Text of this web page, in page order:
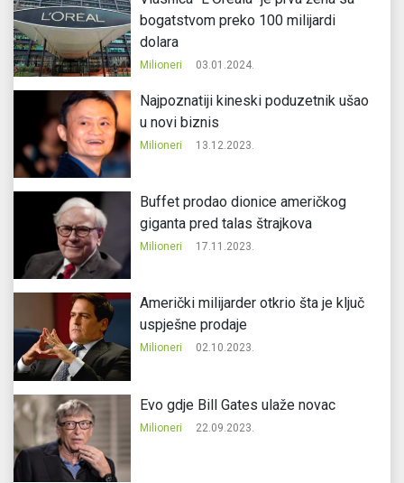
bogatstvom preko 100 milijardi
dolara
Milioneri 03.01.2024.
Najpoznatiji kineski poduzetnik ušao
u novi biznis
Milioneri 13.12.2023.
Buffet prodao dionice američkog
giganta pred talas štrajkova
Milioneri 17.11.2023.
Američki milijarder otkrio šta je ključ
uspješne prodaje
Milioneri 02.10.2023.
Evo gdje Bill Gates ulaže novac
Milioneri 22.09.2023.